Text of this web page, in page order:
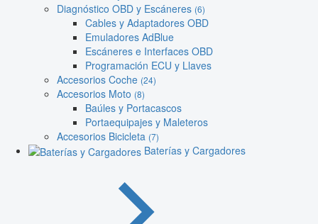
Diagnóstico OBD y Escáneres (6)
Cables y Adaptadores OBD
Emuladores AdBlue
Escáneres e Interfaces OBD
Programación ECU y Llaves
Accesorios Coche (24)
Accesorios Moto (8)
Baúles y Portacascos
Portaequipajes y Maleteros
Accesorios Bicicleta (7)
Baterías y Cargadores